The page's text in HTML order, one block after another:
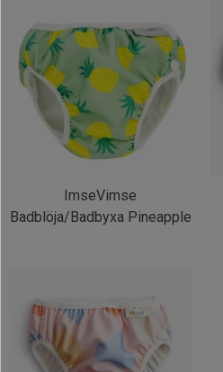
ImseVimse
Badblöja/Badbyxa Pineapple